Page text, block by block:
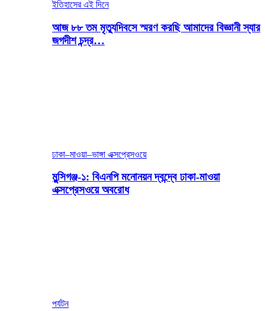
ইতিহাসের এই দিনে
আজ ৮৮ তম মৃত্যুদিবসে স্মরণ করছি আমাদের বিজ্ঞানী স্যার
জগদীশ চন্দ্র…
ঢাকা–মাওয়া–ভাঙ্গা এক্সপ্রেসওয়ে
মুন্সিগঞ্জ-১: বিএনপি মনোনয়ন দ্বন্দ্বে ঢাকা-মাওয়া
এক্সপ্রেসওয়ে অবরোধ
পর্যটন